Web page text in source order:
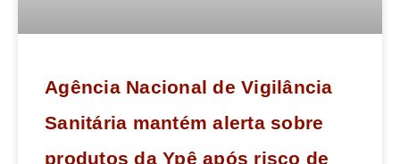
Agência Nacional de Vigilância
Sanitária mantém alerta sobre
produtos da Ypê após risco de